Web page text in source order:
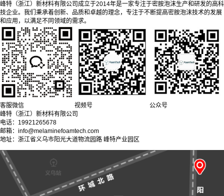
峰特（浙江）新材料有限公司成立于2014年是一家专注于密胺泡沫生产和研发的高科
技企业。我们秉承着创新、品质和卓越的理念，专注于不断提高密胺泡沫技术的发展
和应用，以满足不同领域的需求。
客服微信 视频号
公众号
峰特（浙江）新材料有限公司
电话：19921265678
邮箱：info@melaminefoamtech.com
地址：浙江省义乌市阳光大道物流园路 峰特产业园区